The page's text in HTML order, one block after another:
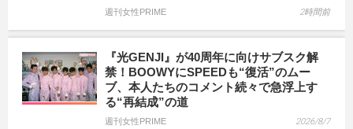
週刊女性PRIME 2時間前
『光GENJI』が40周年に向けサブスク解
禁！BOOWYにSPEEDも“復活”のムー
ブ、本人たちのコメント続々で急浮上す
る“再結成”の道
週刊女性PRIME 2026/8/7